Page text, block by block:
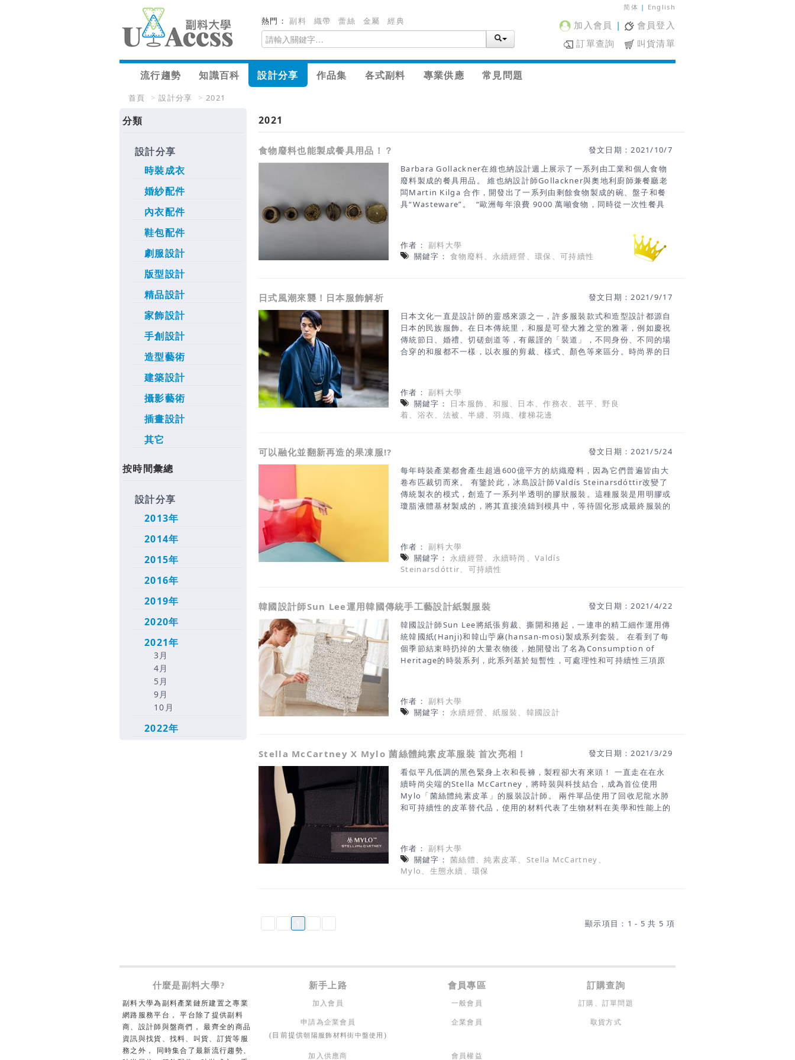
熱門：副料 織帶 蕾絲 金屬 經典
简体 | English
加入會員 |
會員登入
訂單查詢
叫貨清單
流行趨勢 知識百科 設計分享 作品集 各式副料 專業供應 常見問題
首頁 > 設計分享 > 2021
分類
設計分享
時裝成衣
婚紗配件
內衣配件
鞋包配件
劇服設計
版型設計
精品設計
家飾設計
手創設計
造型藝術
建築設計
攝影藝術
插畫設計
其它
按時間彙總
設計分享
2013年
2014年
2015年
2016年
2019年
2020年
2021年
3月
4月
5月
9月
10月
2022年
2021
食物廢料也能製成餐具用品！？
發文日期：2021/10/7
Barbara Gollackner在維也納設計週上展示了一系列由工業和個人食物
廢料製成的餐具用品。 維也納設計師Gollackner與奧地利廚師兼餐廳老
闆Martin Kilga 合作，開發出了一系列由剩餘食物製成的碗、盤子和餐
具“Wasteware”。 “歐洲每年浪費 9000 萬噸食物，同時從一次性餐具
從個人或工業產生的垃圾中收集了食物廢料，例如豬皮和舊麵包。 根據
食物的不同，廢物被曬乾或煮熟，然後混合成光滑的糊狀物，由菌絲體粘
合在一起。然後將糊狀物注入3D列印機，並在廚師和食品設計師 Peter
了將垃圾丟到掩埋場，Gollackner 設計的這個系列證明了仍有其他方式
處理食物垃圾。 資料來源/Dezeen
作者：副料大學
關鍵字：食物廢料、永續經營、環保、可持續性
日式風潮來襲！日本服飾解析
發文日期：2021/9/17
日本文化一直是設計師的靈感來源之一，許多服裝款式和造型設計都源自
日本的民族服飾。在日本傳統里，和服是可登大雅之堂的雅著，例如慶祝
傳統節日、婚禮、切磋劍道等，有嚴謹的「裝道」，不同身份、不同的場
合穿的和服都不一樣，以衣服的剪裁、樣式、顏色等來區分。時尚界的日
幾種典型的樣式： 作務衣（さむえ）早期為寺廟內的僧侶打掃時所穿著
的服飾，後來為平民工作服。現在有許多傳統工藝職人以及料理人將作務
衣當作工作服，簡單舒適的作務衣不只是夏天，在一年四季都很實穿。作
務衣跟“野良着”為同性質的工作服，與野良着相似程度極高，大致上作務
い）甚平是夏天穿著的休閒家居服。甚平和作務衣的外形有很多相似之
處：衣長及臀，細領，領衿尾與腰部處有打結固定的繩子，衣襟左搭右。
要區分他們也很簡單，甚平的袖口比較寬闊，在肩線會有繩狀的透氣設
計，在炎熱的夏季更透氣舒適。而作務衣是一種工作服，袖口太寬礙事。
另外，甚平一般配的是短褲
作者：副料大學
關鍵字：
日本服飾、和服、日本、作務衣、甚平、野良
着、浴衣、法被、半纏、羽織、樓梯花邊
可以融化並翻新再造的果凍服!?
發文日期：2021/5/24
每年時裝產業都會產生超過600億平方的紡織廢料，因為它們普遍皆由大
卷布匹裁切而來。 有鑒於此，冰島設計師Valdís Steinarsdóttir改變了
傳統製衣的模式，創造了一系列半透明的膠狀服裝。這種服裝是用明膠或
瓊脂液體基材製成的，將其直接澆鑄到模具中，等待固化形成最終服裝的
裝。 資料來
源/DEZEENhttps://www.dezeen.com/2021/05/21/valdis-
steinarsdottir-shape-repeat-clothing-design/
作者：副料大學
關鍵字： 永續經營、永續時尚、Valdís
Steinarsdóttir、可持續性
韓國設計師Sun Lee運用韓國傳統手工藝設計紙製服裝
發文日期：2021/4/22
韓國設計師Sun Lee將紙張剪裁、撕開和捲起，一連串的精工細作運用傳
統韓國紙(Hanji)和韓山苧麻(hansan-mosi)製成系列套裝。 在看到了每
個季節結束時扔掉的大量衣物後，她開發出了名為Consumption of
Heritage的時裝系列，此系列基於短暫性，可處理性和可持續性三項原
的浪費。 該系列反思當前的時尚狀況，並設想可持續工藝的解決方
案。 資料來源/Dazeen
作者：副料大學
關鍵字： 永續經營、紙服裝、韓國設計
Stella McCartney X Mylo 菌絲體純素皮革服裝 首次亮相！
發文日期：2021/3/29
看似平凡低調的黑色緊身上衣和長褲，製程卻大有來頭！ 一直走在在永
續時尚尖端的Stella McCartney，將時裝與科技結合，成為首位使用
Mylo「菌絲體純素皮革」的服裝設計師。 兩件單品使用了回收尼龍水肺
和可持續性的皮革替代品，使用的材料代表了生物材料在美學和性能上的
（蘑菇的根部結構）的生長條件，生產出可以固化並鞣製成柔軟的基材，
其外觀和感覺就像皮革一樣。 與製作皮革不同，製作Mylo的過程不涉及
飼養和犧牲牲畜，或任何相關的溫室氣體或材料廢物。而且與需要數年才
能生長的動物皮相比，Mylo可在數週內生長。 Mylo也是比合成皮革更
作者：副料大學
關鍵字：菌絲體、純素皮革、Stella McCartney、
Mylo、生態永續、環保
顯示項目：1 - 5 共 5 項
什麼是副料大學? 新手上路 會員專區 訂購查詢
副料大學為副料產業鏈所建置之專業
網路服務平台， 平台除了提供副料
商、設計師與盤商們， 最齊全的商品
資訊與找貨、找料、叫貨、訂貨等服
務之外， 同時集合了最新流行趨勢、
加入會員 一般會員 訂購、訂單問題
申請為企業會員
(目前提供朝陽服飾材料街中盤使用 )
企業會員 取貨方式
加入供應商 會員權益